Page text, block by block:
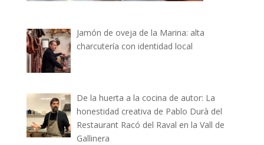
Jamón de oveja de la Marina: alta
charcutería con identidad local
De la huerta a la cocina de autor: La
honestidad creativa de Pablo Durà del
Restaurant Racó del Raval en la Vall de
Gallinera